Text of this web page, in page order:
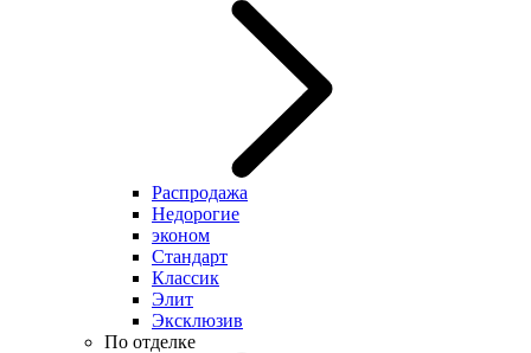
Распродажа
Недорогие
эконом
Стандарт
Классик
Элит
Эксклюзив
По отделке